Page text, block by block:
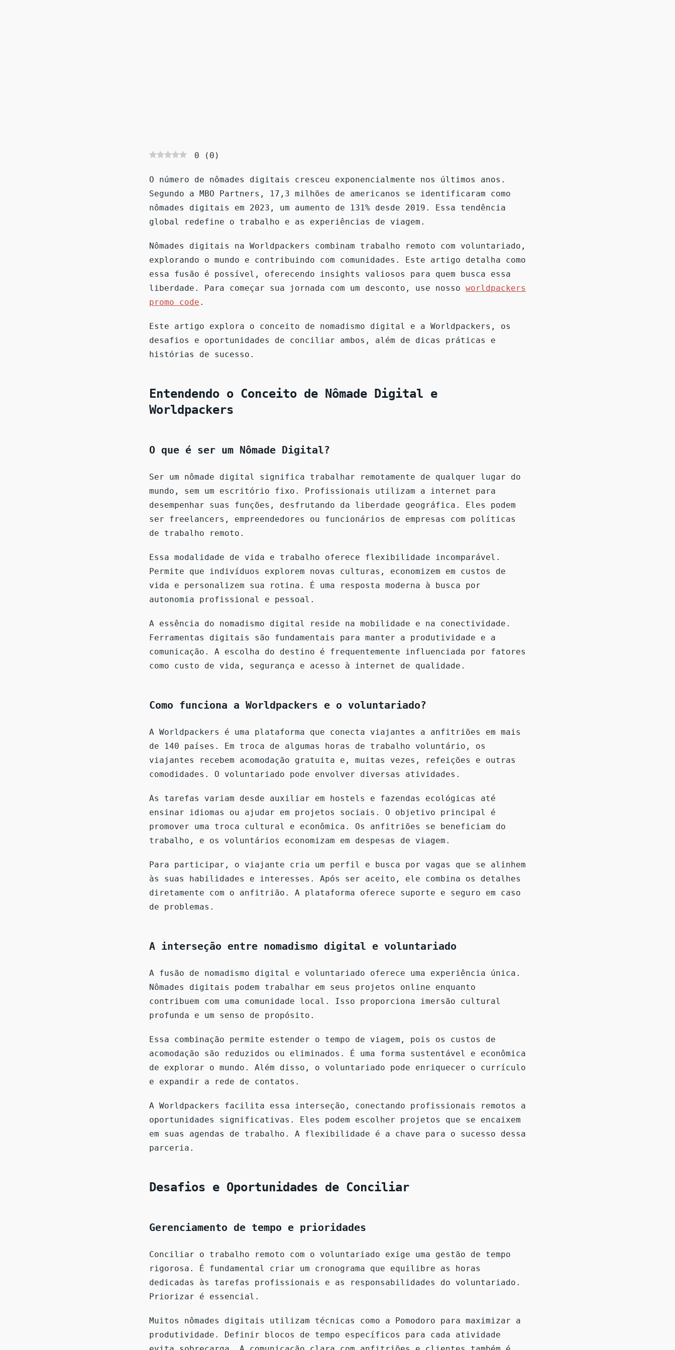
0 ( 0 )
O número de nômades digitais cresceu exponencialmente nos últimos anos.
Segundo a MBO Partners, 17,3 milhões de americanos se identificaram como
nômades digitais em 2023, um aumento de 131% desde 2019. Essa tendência
global redefine o trabalho e as experiências de viagem.
Nômades digitais na Worldpackers combinam trabalho remoto com voluntariado,
explorando o mundo e contribuindo com comunidades. Este artigo detalha como
essa fusão é possível, oferecendo insights valiosos para quem busca essa
liberdade. Para começar sua jornada com um desconto, use nosso worldpackers
promo code .
Este artigo explora o conceito de nomadismo digital e a Worldpackers, os
desafios e oportunidades de conciliar ambos, além de dicas práticas e
histórias de sucesso.
Entendendo o Conceito de Nômade Digital e
Worldpackers
O que é ser um Nômade Digital?
Ser um nômade digital significa trabalhar remotamente de qualquer lugar do
mundo, sem um escritório fixo. Profissionais utilizam a internet para
desempenhar suas funções, desfrutando da liberdade geográfica. Eles podem
ser freelancers, empreendedores ou funcionários de empresas com políticas
de trabalho remoto.
Essa modalidade de vida e trabalho oferece flexibilidade incomparável.
Permite que indivíduos explorem novas culturas, economizem em custos de
vida e personalizem sua rotina. É uma resposta moderna à busca por
autonomia profissional e pessoal.
A essência do nomadismo digital reside na mobilidade e na conectividade.
Ferramentas digitais são fundamentais para manter a produtividade e a
comunicação. A escolha do destino é frequentemente influenciada por fatores
como custo de vida, segurança e acesso à internet de qualidade.
Como funciona a Worldpackers e o voluntariado?
A Worldpackers é uma plataforma que conecta viajantes a anfitriões em mais
de 140 países. Em troca de algumas horas de trabalho voluntário, os
viajantes recebem acomodação gratuita e, muitas vezes, refeições e outras
comodidades. O voluntariado pode envolver diversas atividades.
As tarefas variam desde auxiliar em hostels e fazendas ecológicas até
ensinar idiomas ou ajudar em projetos sociais. O objetivo principal é
promover uma troca cultural e econômica. Os anfitriões se beneficiam do
trabalho, e os voluntários economizam em despesas de viagem.
Para participar, o viajante cria um perfil e busca por vagas que se alinhem
às suas habilidades e interesses. Após ser aceito, ele combina os detalhes
diretamente com o anfitrião. A plataforma oferece suporte e seguro em caso
de problemas.
A interseção entre nomadismo digital e voluntariado
A fusão de nomadismo digital e voluntariado oferece uma experiência única.
Nômades digitais podem trabalhar em seus projetos online enquanto
contribuem com uma comunidade local. Isso proporciona imersão cultural
profunda e um senso de propósito.
Essa combinação permite estender o tempo de viagem, pois os custos de
acomodação são reduzidos ou eliminados. É uma forma sustentável e econômica
de explorar o mundo. Além disso, o voluntariado pode enriquecer o currículo
e expandir a rede de contatos.
A Worldpackers facilita essa interseção, conectando profissionais remotos a
oportunidades significativas. Eles podem escolher projetos que se encaixem
em suas agendas de trabalho. A flexibilidade é a chave para o sucesso dessa
parceria.
Desafios e Oportunidades de Conciliar
Gerenciamento de tempo e prioridades
Conciliar o trabalho remoto com o voluntariado exige uma gestão de tempo
rigorosa. É fundamental criar um cronograma que equilibre as horas
dedicadas às tarefas profissionais e as responsabilidades do voluntariado.
Priorizar é essencial.
Muitos nômades digitais utilizam técnicas como a Pomodoro para maximizar a
produtividade. Definir blocos de tempo específicos para cada atividade